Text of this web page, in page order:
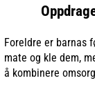
Foreldre er barnas
mate og kle dem,
å kombinere